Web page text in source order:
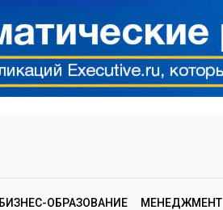
БИЗНЕС-ОБРАЗОВАНИЕ МЕНЕДЖМЕНТ